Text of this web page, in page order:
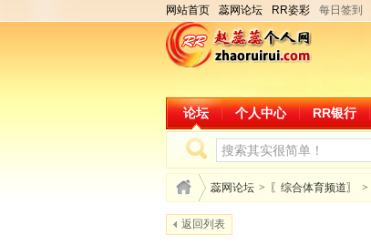
网站首页 蕊网论坛 RR姿彩 每日签到
论坛 个人中心 RR银行
蕊网论坛 > 〖综合体育频道〗 >
返回列表